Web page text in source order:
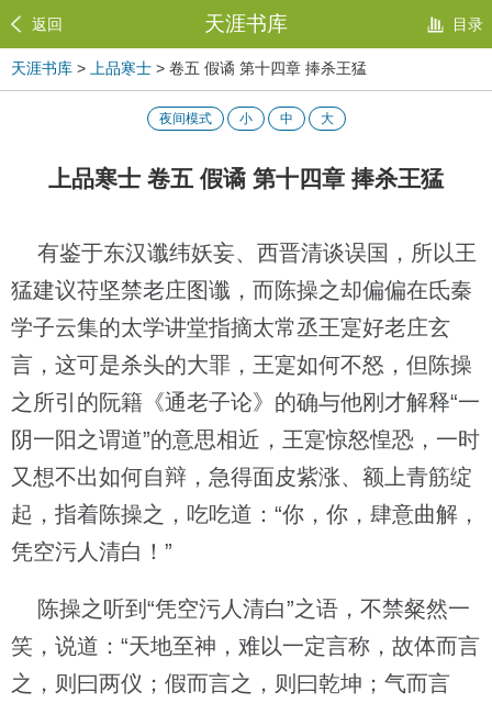
返回 天涯书库 目录
天涯书库 > 上品寒士 > 卷五 假谲 第十四章 捧杀王猛
夜间模式 小 中 大
上品寒士 卷五 假谲 第十四章 捧杀王猛
有鉴于东汉谶纬妖妄、西晋清谈误国，所以王
猛建议苻坚禁老庄图谶，而陈操之却偏偏在氐秦
学子云集的太学讲堂指摘太常丞王寔好老庄玄
言，这可是杀头的大罪，王寔如何不怒，但陈操
之所引的阮籍《通老子论》的确与他刚才解释“一
阴一阳之谓道”的意思相近，王寔惊怒惶恐，一时
又想不出如何自辩，急得面皮紫涨、额上青筋绽
起，指着陈操之，吃吃道：“你，你，肆意曲解，
凭空污人清白！”
陈操之听到“凭空污人清白”之语，不禁粲然一
笑，说道：“天地至神，难以一定言称，故体而言
之，则曰两仪；假而言之，则曰乾坤；气而言